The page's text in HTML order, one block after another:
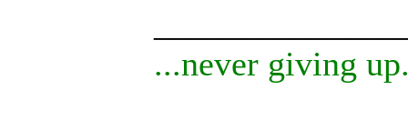
...never giving